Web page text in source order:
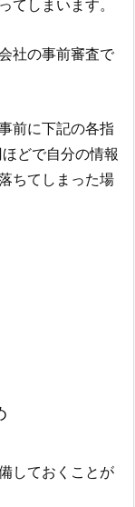
てしまいます。
社の事前審査で
前に下記の各指
どで自分の情報
ちてしまった場
しておくことが